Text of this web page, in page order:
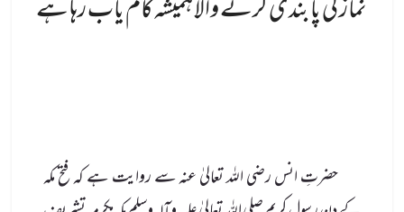
نماز کی پابندی کرنے والا ہمیشہ کام یاب رہا ہے
حضرتِ انس رضی الله تعالیٰ عنہ سے روایت ہے کہ فتح مکہ